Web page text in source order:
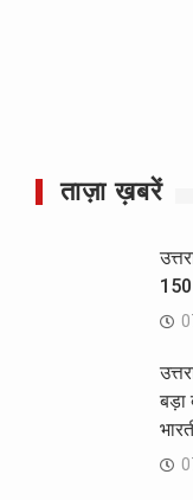
ताज़ा ख़बरें
150
बड़ा